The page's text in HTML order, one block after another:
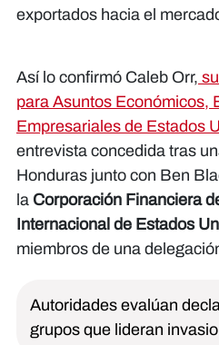
exportados hacia el
Así lo confirmó Caleb Orr,
para Asuntos Económicos,
Empresariales de Estados
entrevista concedida tras
Honduras junto con Ben
la Corporación Financiera
Internacional de Estados
miembros de una
Autoridades evalúan
grupos que lideran